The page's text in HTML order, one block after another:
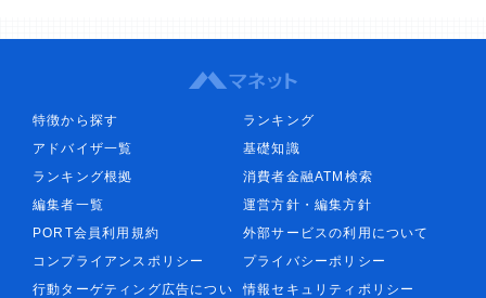
特徴から探す
ランキング
アドバイザ一覧
基礎知識
ランキング根拠
消費者金融ATM検索
編集者一覧
運営方針・編集方針
PORT会員利用規約
外部サービスの利用について
コンプライアンスポリシー
プライバシーポリシー
行動ターゲティング広告につい
情報セキュリティポリシー